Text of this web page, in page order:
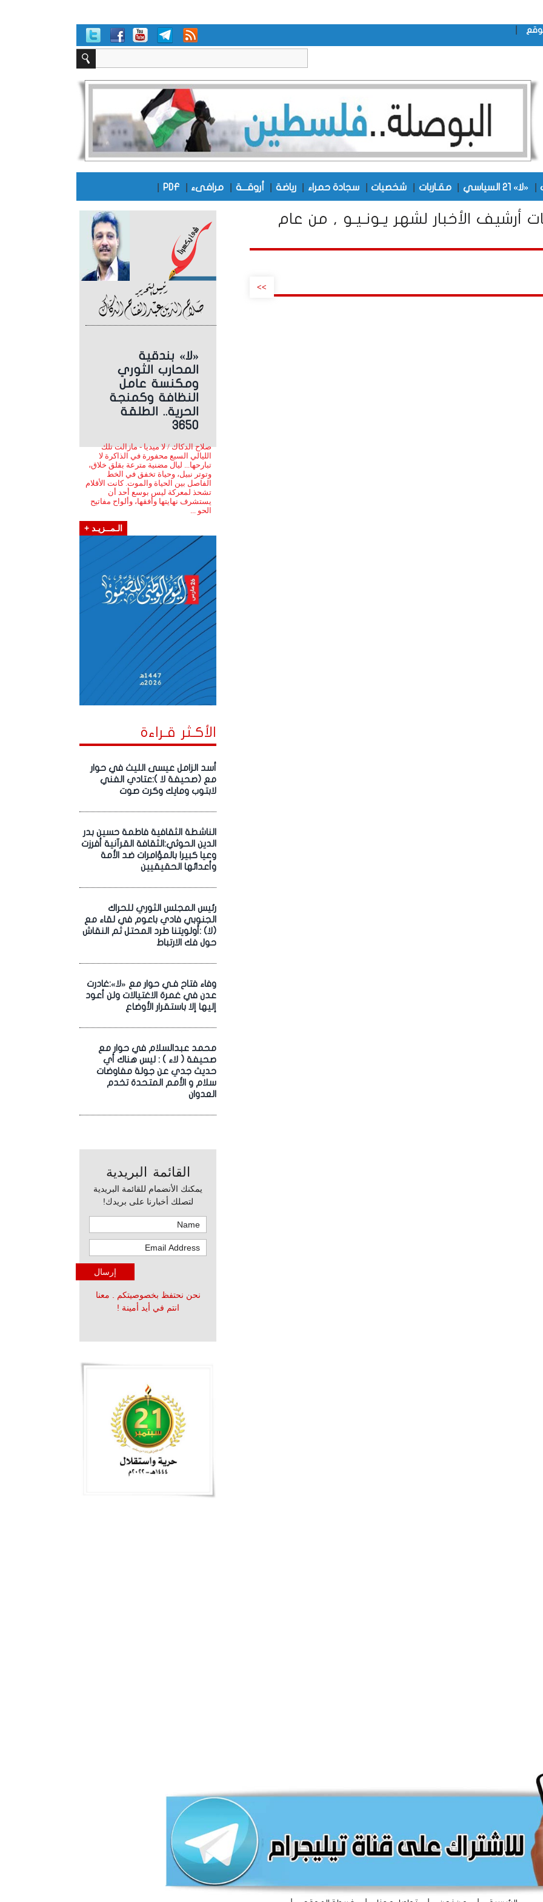
«لا» 21 السياسي مقـاربات شخصيات سجادة حمراء رياضة أروقـــة مرافىء PDF
«لا» بندقية
المحارب الثوري
ومكنسة عامل
النظافة وكمنجة
الحرية.. الطلقة
3650
صلاح الدكاك / لا ميديا - مازالت تلك
الليالي السبع محفورة في الذاكرة لا
تبارحها... ليال مضنية مترعة بقلق خلاق،
وتوتر نبيل، وحياة تخفق في الخط
الفاصل بين الحياة والموت. كانت الأقلام
تشحذ لمعركة ليس بوسع أحد أن
يستشرف نهايتها وأفقها، وألواح مفاتيح
الحو ...
الـمــزيـد +
الأكـثر قـراءة
أسد الزامل عيسى الليث في حوار
مع (صحيفة لا ):عتادي الفني
لابتوب ومايك وكرت صوت
الناشطة الثقافية فاطمة حسين بدر
الدين الحوثي:الثقافة القرآنية أفرزت
وعيا كبيرا بالمؤامرات ضد الأمة
وأعدائها الحقيقيين
رئيس المجلس الثوري للحراك
الجنوبي فادي باعوم في لقاء مع
(لا) :أولويتنا طرد المحتل ثم النقاش
حول فك الارتباط
وفاء فتاح فـي حوار مع «لا»:غادرت
عدن في غمرة الاغتيالات ولن أعود
إليها إلا باستقرار الأوضاع
محمد عبدالسلام في حوار مع
صحيفة ( لاء ) : ليس هناك أي
حديث جدي عن جولة مفاوضات
سلام و الأمم المتحدة تخدم
العدوان
القائمة البريدية
يمكنك الأنضمام للقائمة البريدية
لتصلك أخبارنا على بريدك!
نحن نحتفظ بخصوصيتكم . معنا
انتم في أيد أمينة !
أرشيف الأخبار لشهر يـونـيـو , من عام
>>